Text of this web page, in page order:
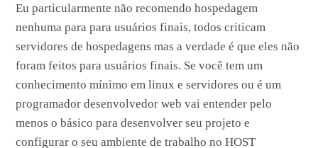
Eu particularmente não recomendo hospedagem
nenhuma para para usuários finais, todos criticam
servidores de hospedagens mas a verdade é que eles não
foram feitos para usuários finais. Se você tem um
conhecimento mínimo em linux e servidores ou é um
programador desenvolvedor web vai entender pelo
menos o básico para desenvolver seu projeto e
configurar o seu ambiente de trabalho no HOST